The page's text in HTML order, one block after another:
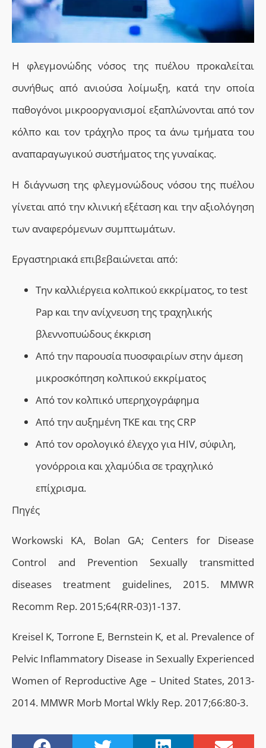
Η φλεγμονώδης νόσος της πυέλου προκαλείται
συνήθως από ανιούσα λοίμωξη, κατά την οποία
παθογόνοι μικροοργανισμοί εξαπλώνονται από τον
κόλπο και τον τράχηλο προς τα άνω τμήματα του
αναπαραγωγικού συστήματος της γυναίκας.
Η διάγνωση της φλεγμονώδους νόσου της πυέλου
γίνεται από την κλινική εξέταση και την αξιολόγηση
των αναφερόμενων συμπτωμάτων.
Εργαστηριακά επιβεβαιώνεται από:
Tην καλλιέργεια κολπικού εκκρίματος, τοtest
Pap και την ανίχνευση της τραχηλικής
βλεννοπυώδους έκκριση
Από την παρουσία πυοσφαιρίων στην άμεση
μικροσκόπηση κολπικού εκκρίματος
Από τον κολπικό υπερηχογράφημα
Από την αυξημένη ΤΚΕ και της CRP
Από τον ορολογικό έλεγχο για HIV, σύφιλη,
γονόρροια και χλαμύδια σε τραχηλικό
επίχρισμα.
Πηγές
Workowski KA, Bolan GA; Centers for Disease
Control and Prevention Sexually transmitted
diseases treatment guidelines, 2015. MMWR
Recomm Rep. 2015;64(RR-03)1-137.
Kreisel K, Torrone E, Bernstein K, et al. Prevalence of
Pelvic Inflammatory Disease in Sexually Experienced
Women of Reproductive Age – United States, 2013-
2014. MMWR Morb Mortal Wkly Rep. 2017;66:80-3.